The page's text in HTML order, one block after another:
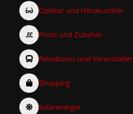
Optiker und Hörakustiker
Pools und Zubehör
Reisebüros und Veranstalter
Shopping
Solarenergie